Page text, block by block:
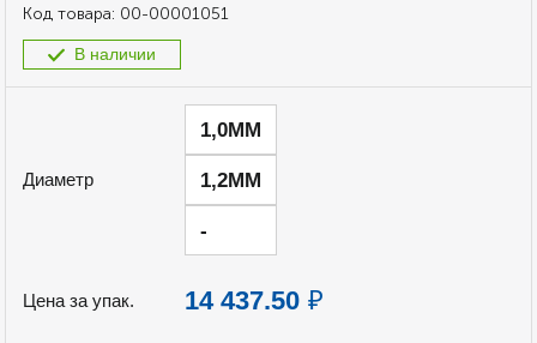
Код товара: 00-00001051
В наличии
Диаметр
1,0ММ
1,2ММ
-
Цена за упак. 14 437.50 ₽